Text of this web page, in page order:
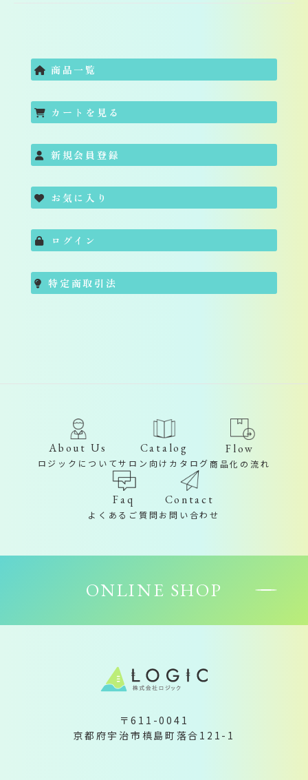
商品一覧
カートを見る
新規会員登録
お気に入り
ログイン
特定商取引法
About Us
ロジックについて
Catalog
サロン向けカタログ
Flow
商品化の流れ
Faq
よくあるご質問
Contact
お問い合わせ
ONLINE SHOP
〒611-0041
京都府宇治市槙島町落合121-1